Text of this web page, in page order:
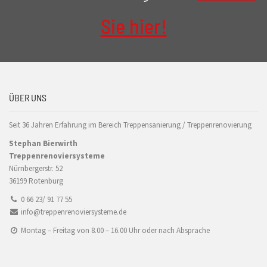
Sie hier!
ÜBER UNS
Seit 36 Jahren Erfahrung im Bereich Treppensanierung / Treppenrenovierung
Stephan Bierwirth
Treppenrenoviersysteme
Nürnbergerstr. 52
36199 Rotenburg
0 66 23/ 91 77 55
info@treppenrenoviersysteme.de
Montag – Freitag von 8.00 – 16.00 Uhr oder nach Absprache